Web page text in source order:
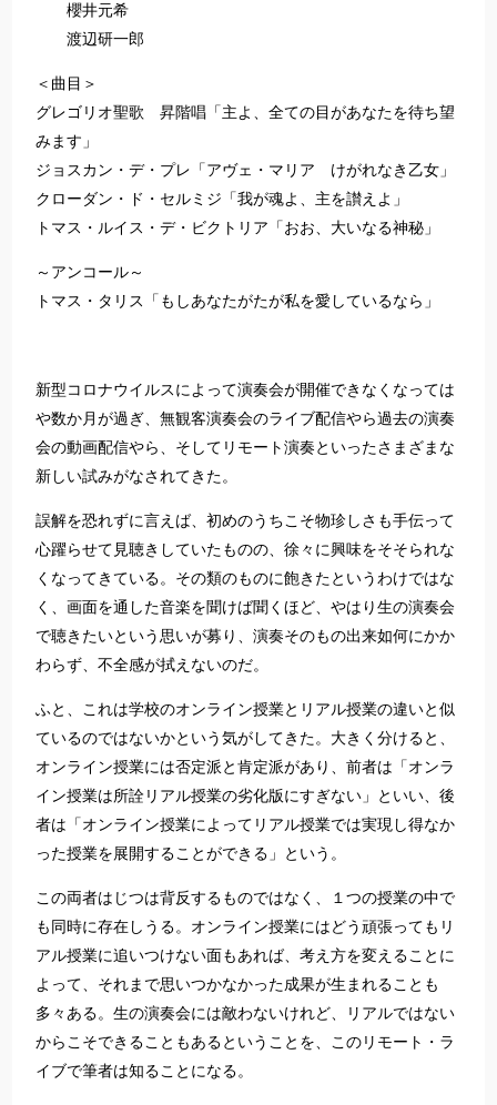
櫻井元希
渡辺研一郎
＜曲目＞
グレゴリオ聖歌 昇階唱「主よ、全ての目があなたを待ち望
みます」
ジョスカン・デ・プレ「アヴェ・マリア けがれなき乙女」
クローダン・ド・セルミジ「我が魂よ、主を讃えよ」
トマス・ルイス・デ・ビクトリア「おお、大いなる神秘」
～アンコール～
トマス・タリス「もしあなたがたが私を愛しているなら」
新型コロナウイルスによって演奏会が開催できなくなっては
や数か月が過ぎ、無観客演奏会のライブ配信やら過去の演奏
会の動画配信やら、そしてリモート演奏といったさまざまな
新しい試みがなされてきた。
誤解を恐れずに言えば、初めのうちこそ物珍しさも手伝って
心躍らせて見聴きしていたものの、徐々に興味をそそられな
くなってきている。その類のものに飽きたというわけではな
く、画面を通した音楽を聞けば聞くほど、やはり生の演奏会
で聴きたいという思いが募り、演奏そのもの出来如何にかか
わらず、不全感が拭えないのだ。
ふと、これは学校のオンライン授業とリアル授業の違いと似
ているのではないかという気がしてきた。大きく分けると、
オンライン授業には否定派と肯定派があり、前者は「オンラ
イン授業は所詮リアル授業の劣化版にすぎない」といい、後
者は「オンライン授業によってリアル授業では実現し得なか
った授業を展開することができる」という。
この両者はじつは背反するものではなく、１つの授業の中で
も同時に存在しうる。オンライン授業にはどう頑張ってもリ
アル授業に追いつけない面もあれば、考え方を変えることに
よって、それまで思いつかなかった成果が生まれることも
多々ある。生の演奏会には敵わないけれど、リアルではない
からこそできることもあるということを、このリモート・ラ
イブで筆者は知ることになる。